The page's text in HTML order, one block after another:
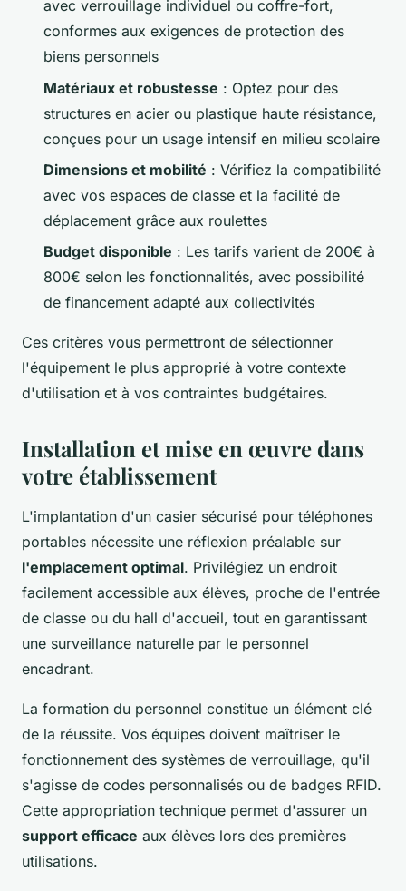
avec verrouillage individuel ou coffre-fort,
conformes aux exigences de protection des
biens personnels
Matériaux et robustesse : Optez pour des
structures en acier ou plastique haute résistance,
conçues pour un usage intensif en milieu scolaire
Dimensions et mobilité : Vérifiez la compatibilité
avec vos espaces de classe et la facilité de
déplacement grâce aux roulettes
Budget disponible : Les tarifs varient de 200€ à
800€ selon les fonctionnalités, avec possibilité
de financement adapté aux collectivités
Ces critères vous permettront de sélectionner
l'équipement le plus approprié à votre contexte
d'utilisation et à vos contraintes budgétaires.
Installation et mise en œuvre dans
votre établissement
L'implantation d'un casier sécurisé pour téléphones
portables nécessite une réflexion préalable sur
l'emplacement optimal. Privilégiez un endroit
facilement accessible aux élèves, proche de l'entrée
de classe ou du hall d'accueil, tout en garantissant
une surveillance naturelle par le personnel
encadrant.
La formation du personnel constitue un élément clé
de la réussite. Vos équipes doivent maîtriser le
fonctionnement des systèmes de verrouillage, qu'il
s'agisse de codes personnalisés ou de badges RFID.
Cette appropriation technique permet d'assurer un
support efficace aux élèves lors des premières
utilisations.